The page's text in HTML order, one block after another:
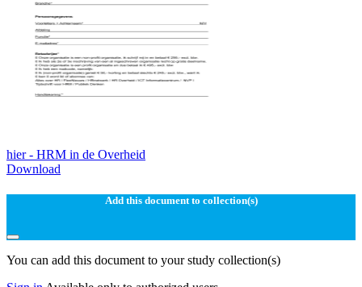
hier - HRM in de Overheid
Download
Add this document to collection(s)
You can add this document to your study collection(s)